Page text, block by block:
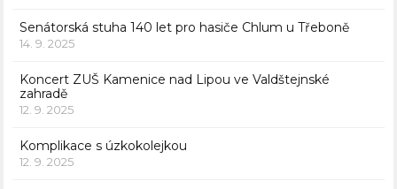
Senátorská stuha 140 let pro hasiče Chlum u Třeboně
14. 9. 2025
Koncert ZUŠ Kamenice nad Lipou ve Valdštejnské
zahradě
12. 9. 2025
Komplikace s úzkokolejkou
12. 9. 2025